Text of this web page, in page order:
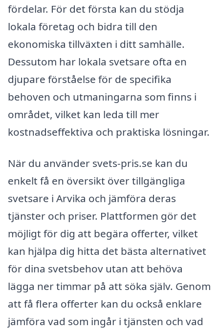
fördelar. För det första kan du stödja
lokala företag och bidra till den
ekonomiska tillväxten i ditt samhälle.
Dessutom har lokala svetsare ofta en
djupare förståelse för de specifika
behoven och utmaningarna som finns i
området, vilket kan leda till mer
kostnadseffektiva och praktiska lösningar.
När du använder svets-pris.se kan du
enkelt få en översikt över tillgängliga
svetsare i Arvika och jämföra deras
tjänster och priser. Plattformen gör det
möjligt för dig att begära offerter, vilket
kan hjälpa dig hitta det bästa alternativet
för dina svetsbehov utan att behöva
lägga ner timmar på att söka själv. Genom
att få flera offerter kan du också enklare
jämföra vad som ingår i tjänsten och vad